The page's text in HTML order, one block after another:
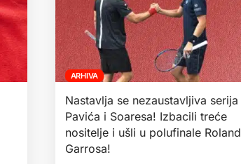
ARHIVA
Nastavlja se nezaustavljiva serija
Pavića i Soaresa! Izbacili treće
nositelje i ušli u polufinale Roland
Garrosa!